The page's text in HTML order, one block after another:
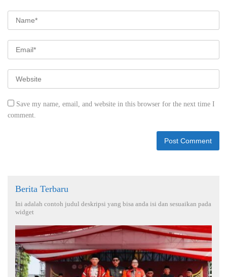
Save my name, email, and website in this browser for the next time I
comment.
Berita Terbaru
Ini adalah contoh judul deskripsi yang bisa anda isi dan sesuaikan pada
widget